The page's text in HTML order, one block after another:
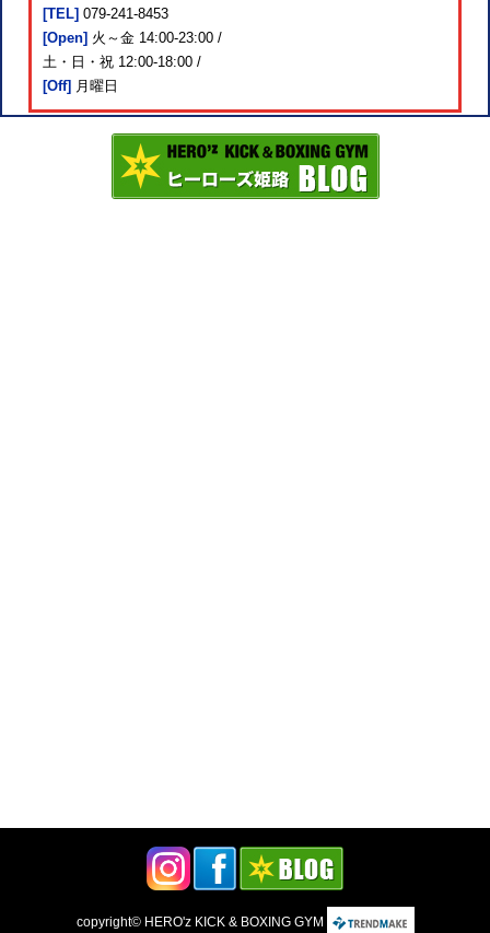
[TEL] 079-241-8453
[Open] 火～金 14:00-23:00 /
土・日・祝 12:00-18:00 /
[Off] 月曜日
copyright© HERO'z KICK & BOXING GYM